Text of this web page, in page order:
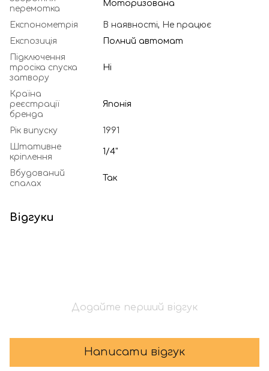
перемотка
Моторизована
Експонометрія
В наявності, Не працює
Експозиція
Полний автомат
Підключення
тросіка спуска
затвору
Ні
Країна
реєстрації
бренда
Японія
Рік випуску
1991
Штативне
кріплення
1/4"
Вбудований
спалах
Так
Відгуки
Додайте перший відгук
Написати відгук